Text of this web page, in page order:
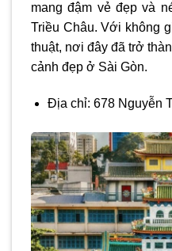
mang đậm vẻ đẹp và
Triều Châu. Với không
thuật, nơi đây đã trở
cảnh đẹp ở Sài Gòn.
Địa chỉ: 678 Nguyễn